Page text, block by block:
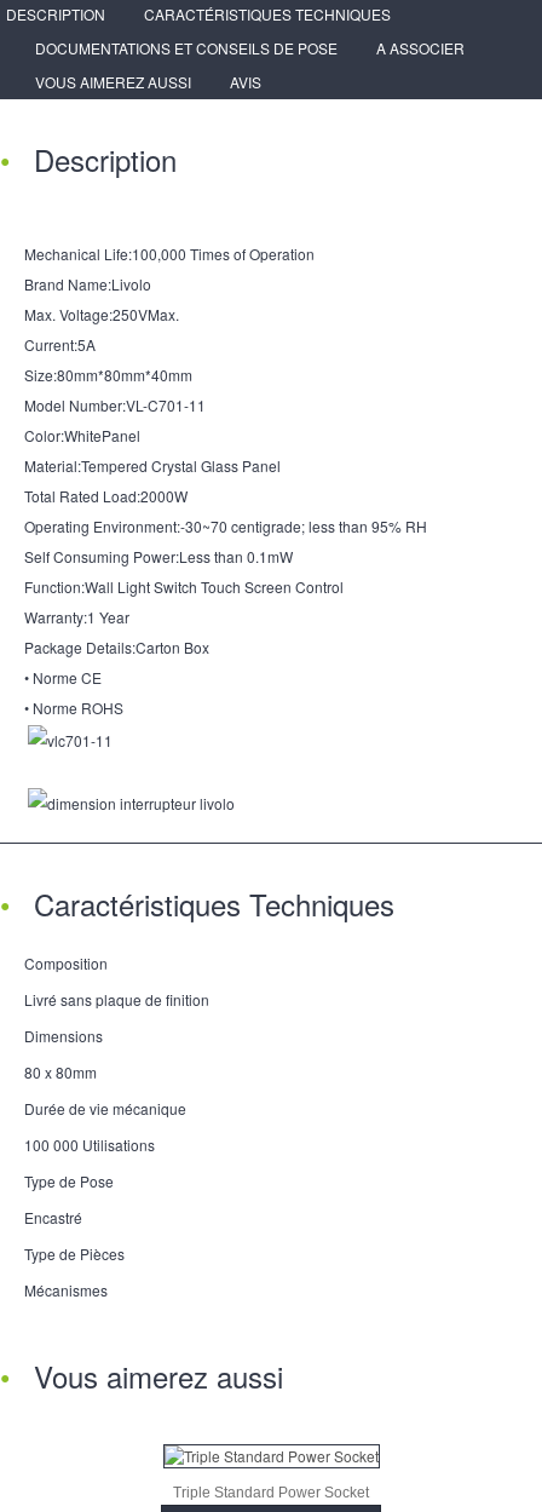
DESCRIPTION
CARACTÉRISTIQUES TECHNIQUES
DOCUMENTATIONS ET CONSEILS DE POSE
A ASSOCIER
VOUS AIMEREZ AUSSI
AVIS
Description
Mechanical Life:100,000 Times of Operation
Brand Name:Livolo
Max. Voltage:250VMax.
Current:5A
Size:80mm*80mm*40mm
Model Number:VL-C701-11
Color:WhitePanel
Material:Tempered Crystal Glass Panel
Total Rated Load:2000W
Operating Environment:-30~70 centigrade; less than 95% RH
Self Consuming Power:Less than 0.1mW
Function:Wall Light Switch Touch Screen Control
Warranty:1 Year
Package Details:Carton Box
• Norme CE
• Norme ROHS
Caractéristiques Techniques
Composition
Livré sans plaque de finition
Dimensions
80 x 80mm
Durée de vie mécanique
100 000 Utilisations
Type de Pose
Encastré
Type de Pièces
Mécanismes
Vous aimerez aussi
Triple Standard Power Socket